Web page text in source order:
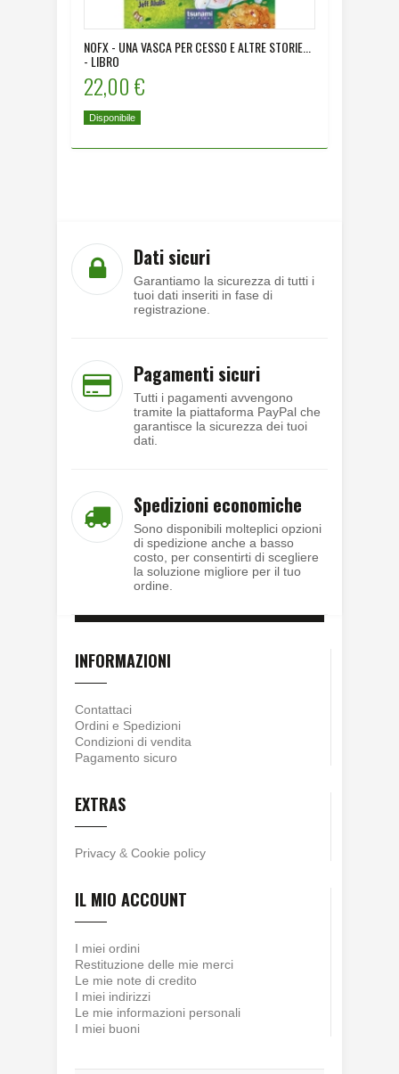
NOFX - UNA VASCA PER CESSO E ALTRE STORIE...
- LIBRO
22,00 €
Disponibile
Dati sicuri
Garantiamo la sicurezza di tutti i
tuoi dati inseriti in fase di
registrazione.
Pagamenti sicuri
Tutti i pagamenti avvengono
tramite la piattaforma PayPal che
garantisce la sicurezza dei tuoi
dati.
Spedizioni economiche
Sono disponibili molteplici opzioni
di spedizione anche a basso
costo, per consentirti di scegliere
la soluzione migliore per il tuo
ordine.
INFORMAZIONI
Contattaci
Ordini e Spedizioni
Condizioni di vendita
Pagamento sicuro
EXTRAS
Privacy & Cookie policy
IL MIO ACCOUNT
I miei ordini
Restituzione delle mie merci
Le mie note di credito
I miei indirizzi
Le mie informazioni personali
I miei buoni